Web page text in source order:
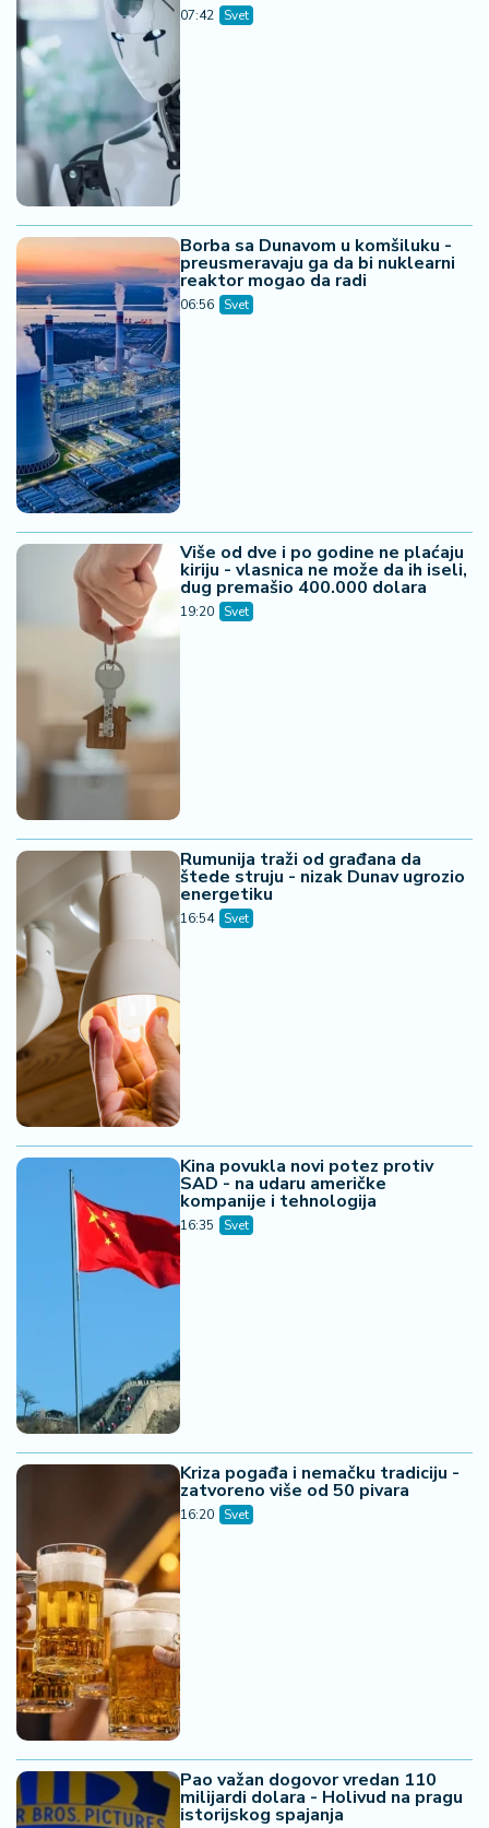
07:42 Svet
Borba sa Dunavom u komšiluku -
preusmeravaju ga da bi nuklearni
reaktor mogao da radi
06:56 Svet
Više od dve i po godine ne plaćaju
kiriju - vlasnica ne može da ih iseli,
dug premašio 400.000 dolara
19:20 Svet
Rumunija traži od građana da
štede struju - nizak Dunav ugrozio
energetiku
16:54 Svet
Kina povukla novi potez protiv
SAD - na udaru američke
kompanije i tehnologija
16:35 Svet
Kriza pogađa i nemačku tradiciju -
zatvoreno više od 50 pivara
16:20 Svet
Pao važan dogovor vredan 110
milijardi dolara - Holivud na pragu
istorijskog spajanja